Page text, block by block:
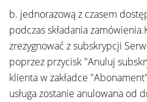
b. jednorazową z czasem
podczas składania
zrezygnować z subskrypcji
poprzez przycisk "Anuluj
klienta w zakładce
usługa zostanie anulowana od